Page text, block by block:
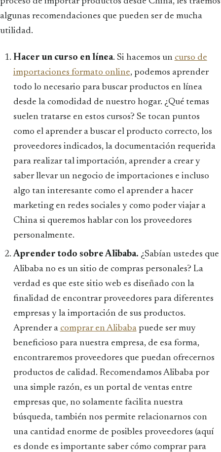
algunas recomendaciones que pueden ser de mucha
utilidad.
Hacer un curso en línea. Si hacemos un curso de
importaciones formato online, podemos aprender
todo lo necesario para buscar productos en línea
desde la comodidad de nuestro hogar. ¿Qué temas
suelen tratarse en estos cursos? Se tocan puntos
como el aprender a buscar el producto correcto, los
proveedores indicados, la documentación requerida
para realizar tal importación, aprender a crear y
saber llevar un negocio de importaciones e incluso
algo tan interesante como el aprender a hacer
marketing en redes sociales y como poder viajar a
China si queremos hablar con los proveedores
personalmente.
Aprender todo sobre Alibaba. ¿Sabían ustedes que
Alibaba no es un sitio de compras personales? La
verdad es que este sitio web es diseñado con la
finalidad de encontrar proveedores para diferentes
empresas y la importación de sus productos.
Aprender a comprar en Alibabapuede ser muy
beneficioso para nuestra empresa, de esa forma,
encontraremos proveedores que puedan ofrecernos
productos de calidad. Recomendamos Alibaba por
una simple razón, es un portal de ventas entre
empresas que, no solamente facilita nuestra
búsqueda, también nos permite relacionarnos con
una cantidad enorme de posibles proveedores (aquí
es donde es importante saber cómo comprar para